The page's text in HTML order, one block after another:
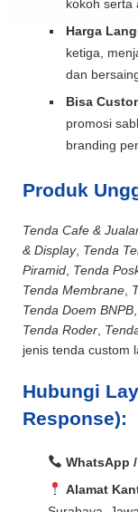
kokoh serta
Harga
ketiga,
dan
Bisa
promosi
branding
Produk
Tenda Cafe &
& Display, Tenda
Piramid Tenda
Tenda Membrane
Tenda Doem BNPB
Tenda Roder
jenis tenda custom
Hubungi
Response):
WhatsApp
Alamat